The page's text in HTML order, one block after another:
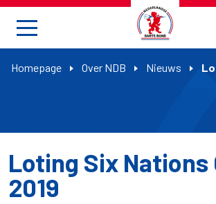
Homepage Over NDB Nieuws
Loting Six Nations
2019